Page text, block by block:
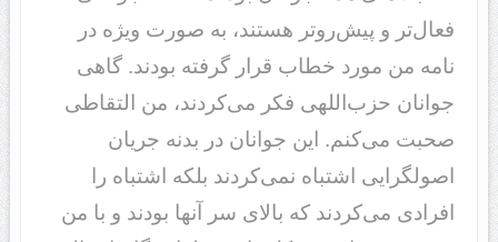
فعال‌تر و پیش‌روتر هستند، به صورت ویژه در
نامه من مورد خطاب قرار گرفته بودند. گاهی
جوانان حزب‌اللهی فکر می‌کردند، من التقاطی
صحبت می‌کنم. این جوانان در بدنه جریان
اصولگرایی اشتباه نمی‌کردند بلکه اشتباه را
افرادی می‌کردند که بالای سر آنها بودند و با من